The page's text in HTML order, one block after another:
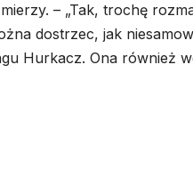
– „Tak, trochę
dostrzec, jak
Hurkacz. Ona również